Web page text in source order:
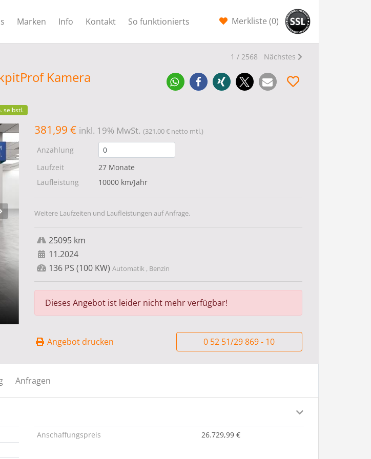
Marken Info Kontakt So funktionierts Merkliste (0)
1 / 2568 Nächstes
Kamera
selbstl.
381,99 € inkl. 19% MwSt. (321,00 € netto mtl.)
Anzahlung
Laufzeit
27 Monate
Laufleistung
10000 km/Jahr
Weitere Laufzeiten und Laufleistungen auf Anfrage.
25095 km
11.2024
136 PS (100 KW) Automatik , Benzin
Dieses Angebot ist leider nicht mehr verfügbar!
Angebot drucken 0 52 51/29 869 - 10
Anfragen
Anschaffungspreis 26.729,99 €